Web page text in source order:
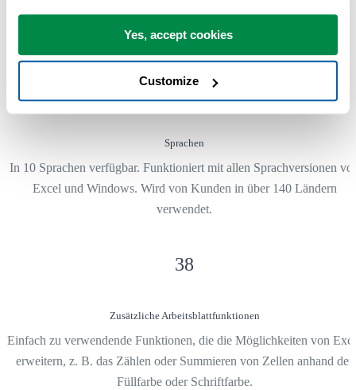
Yes, accept cookies
Customize
Die Tools in ASAP Utilities helfen Ihnen, Zeit zu sparen und Dinge
tun, die mit Excel allein nicht möglich sind.
10
Sprachen
In 10 Sprachen verfügbar. Funktioniert mit allen Sprachversionen
Excel und Windows. Wird von Kunden in über 140 Ländern
verwendet.
38
Zusätzliche Arbeitsblattfunktionen
Einfach zu verwendende Funktionen, die die Möglichkeiten von
erweitern, z. B. das Zählen oder Summieren von Zellen anhand der
Füllfarbe oder Schriftfarbe.